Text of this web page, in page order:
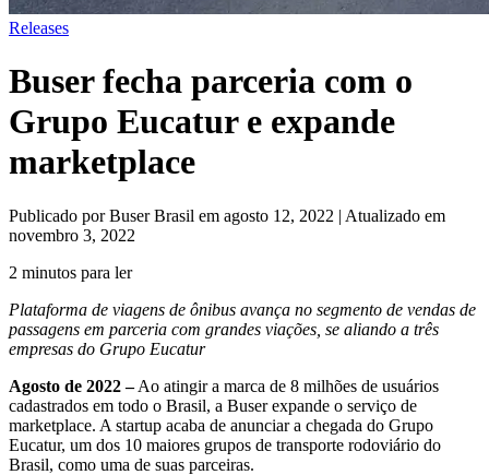
Releases
Buser fecha parceria com o
Grupo Eucatur e expande
marketplace
Publicado por Buser Brasil em agosto 12, 2022 | Atualizado em
novembro 3, 2022
2 minutos para ler
Plataforma de viagens de ônibus avança no segmento de vendas de
passagens em parceria com grandes viações, se aliando a três
empresas do Grupo Eucatur
Agosto de 2022 –Ao atingir a marca de 8 milhões de usuários
cadastrados em todo o Brasil, a Buser expande o serviço de
marketplace. A startup acaba de anunciar a chegada do Grupo
Eucatur, um dos 10 maiores grupos de transporte rodoviário do
Brasil, como uma de suas parceiras.